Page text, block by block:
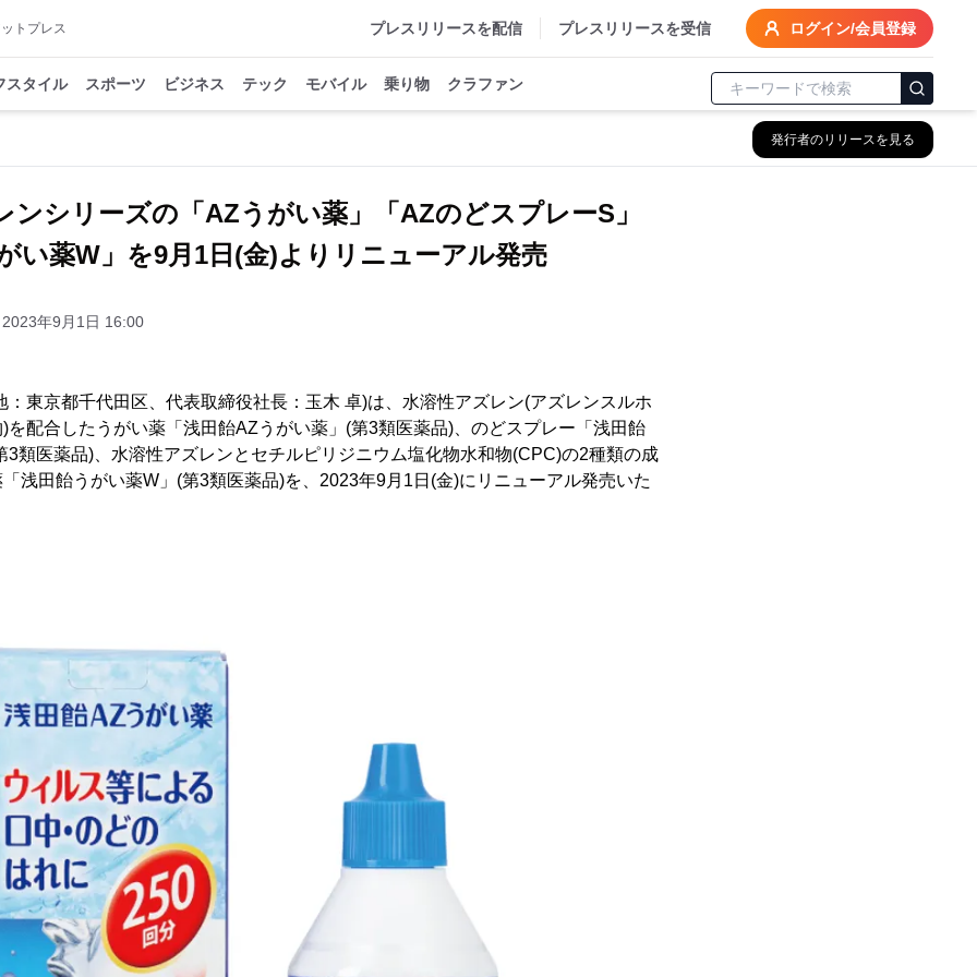
トプレス プレスリリースを配信 プレスリリースを受信 ログイン/会員登録
スタイル スポーツ ビジネス テック モバイル 乗り物 クラファン
発行者のリリースを見る
ンシリーズの「AZうがい薬」「AZのどスプレーS」
い薬W」を9月1日(金)よりリニューアル発売
2023年9月1日 16:00
：東京都千代田区、代表取締役社長：玉木 卓)は、水溶性アズレン(アズレンスルホ
を配合したうがい薬「浅田飴AZうがい薬」(第3類医薬品)、のどスプレー「浅田飴
3類医薬品)、水溶性アズレンとセチルピリジニウム塩化物水和物(CPC)の2種類の成
浅田飴うがい薬W」(第3類医薬品)を、2023年9月1日(金)にリニューアル発売いた